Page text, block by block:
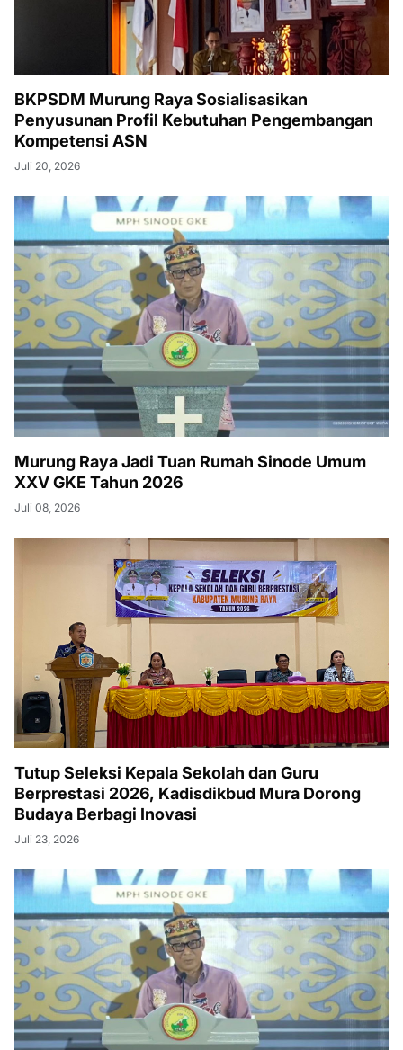
BKPSDM Murung Raya Sosialisasikan
Penyusunan Profil Kebutuhan Pengembangan
Kompetensi ASN
Juli 20, 2026
Murung Raya Jadi Tuan Rumah Sinode Umum
XXV GKE Tahun 2026
Juli 08, 2026
Tutup Seleksi Kepala Sekolah dan Guru
Berprestasi 2026, Kadisdikbud Mura Dorong
Budaya Berbagi Inovasi
Juli 23, 2026